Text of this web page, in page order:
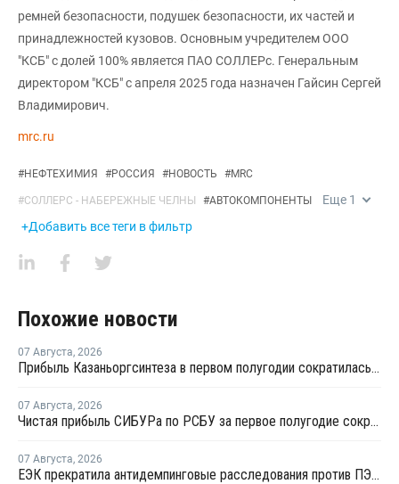
ремней безопасности, подушек безопасности, их частей и
принадлежностей кузовов. Основным учредителем ООО
"КСБ" с долей 100% является ПАО СОЛЛЕРс. Генеральным
директором "КСБ" с апреля 2025 года назначен Гайсин Сергей
Владимирович.
mrc.ru
#НЕФТЕХИМИЯ #РОССИЯ #НОВОСТЬ #MRC
#СОЛЛЕРС - НАБЕРЕЖНЫЕ ЧЕЛНЫ #АВТОКОМПОНЕНТЫ Еще 1
+Добавить все теги в фильтр
Похожие новости
07 Августа, 2026
Прибыль Казаньоргсинтеза в первом полугодии сократилась более чем в 2 раза
07 Августа, 2026
Чистая прибыль СИБУРа по РСБУ за первое полугодие сократилась в 3,6 раза
07 Августа, 2026
ЕЭК прекратила антидемпинговые расследования против ПЭ и ПП из Азербайджана и Туркменистана